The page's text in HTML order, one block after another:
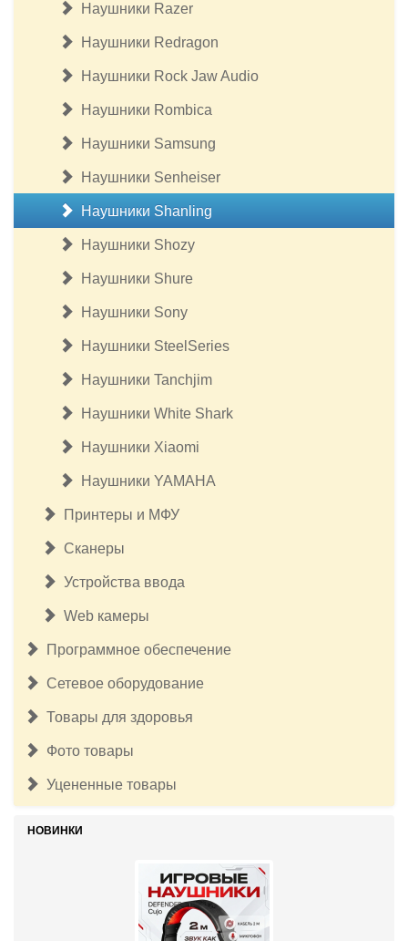
Наушники Razer
Наушники Redragon
Наушники Rock Jaw Audio
Наушники Rombica
Наушники Samsung
Наушники Senheiser
Наушники Shanling
Наушники Shozy
Наушники Shure
Наушники Sony
Наушники SteelSeries
Наушники Tanchjim
Наушники White Shark
Наушники Xiaomi
Наушники YAMAHA
Принтеры и МФУ
Сканеры
Устройства ввода
Web камеры
Программное обеспечение
Сетевое оборудование
Товары для здоровья
Фото товары
Уцененные товары
НОВИНКИ